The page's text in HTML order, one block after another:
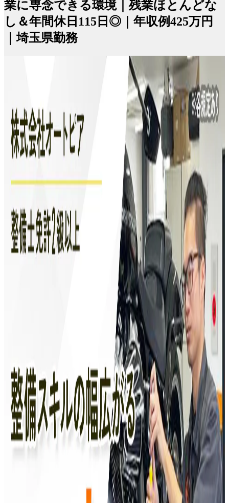
業に専念できる環境｜残業ほとんどな
し＆年間休日115日◎｜年収例425万円
｜埼玉県勤務